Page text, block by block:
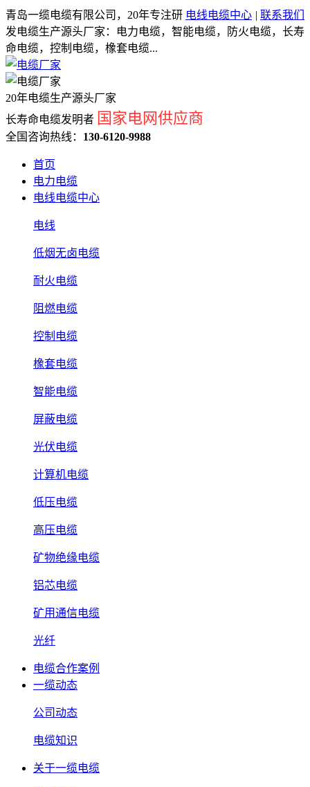
电线电缆中心 | 联系我们
青岛一缆电缆有限公司，20年专注研
发电缆生产源头厂家：电力电缆，智能电缆，防火电缆，长寿
命电缆，控制电缆，橡套电缆...
20年电缆生产源头厂家
长寿命电缆发明者 国家电网供应商
全国咨询热线： 130-6120-9988
首页
电力电缆
电线电缆中心
电线
低烟无卤电缆
耐火电缆
阻燃电缆
控制电缆
橡套电缆
智能电缆
屏蔽电缆
光伏电缆
计算机电缆
低压电缆
高压电缆
矿物绝缘电缆
铝芯电缆
矿用通信电缆
光纤
电缆合作案例
一缆动态
公司动态
电缆知识
关于一缆电缆